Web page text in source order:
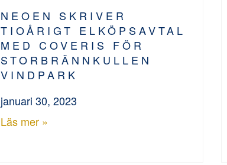
NEOEN SKRIVER
TIOÅRIGT ELKÖPSAVTAL
MED COVERIS FÖR
STORBRÄNNKULLEN
VINDPARK
januari 30, 2023
Läs mer »